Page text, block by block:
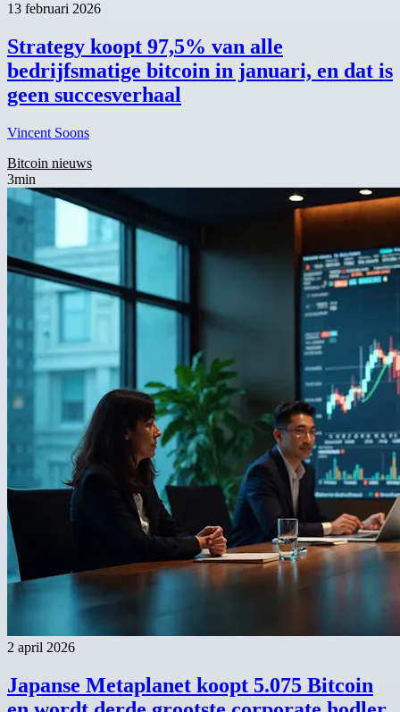
13 februari 2026
Strategy koopt 97,5% van alle
bedrijfsmatige bitcoin in januari, en dat is
geen succesverhaal
Vincent Soons
Bitcoin nieuws
3min
2 april 2026
Japanse Metaplanet koopt 5.075 Bitcoin